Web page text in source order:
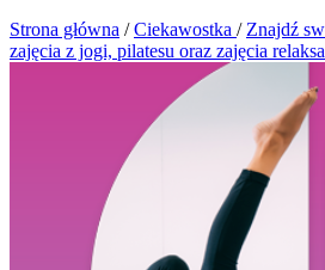
Strona główna / Ciekawostka / Znajdź
zajęcia z jogi, pilatesu oraz zajęcia